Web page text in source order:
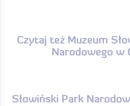
Czytaj też Muzeum
Narodowego w
Słowiński Park